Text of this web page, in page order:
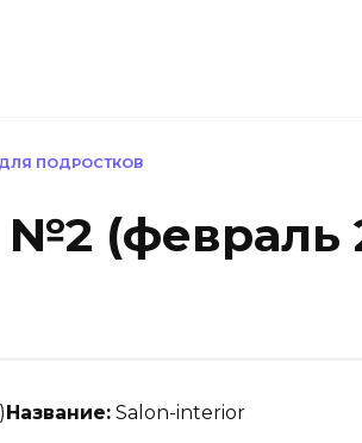
ПОДРОСТКОВ
(февраль
Название: Salon-interior